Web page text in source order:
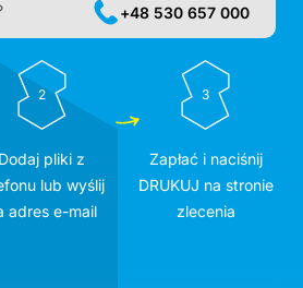
+48 530 657 000
2
Dodaj pliki z
lub wyślij
adres e-mail
3
Zapłać i naciśnij
DRUKUJ na stronie
zlecenia